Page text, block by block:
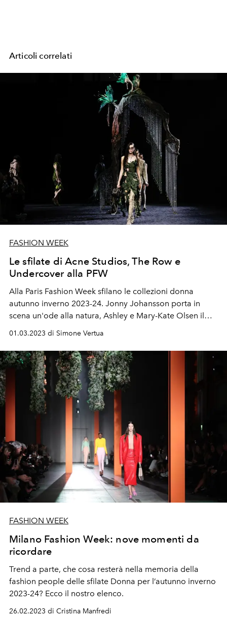
Articoli correlati
FASHION WEEK
Le sfilate di Acne Studios, The Row e
Undercover alla PFW
Alla Paris Fashion Week sfilano le collezioni donna
autunno inverno 2023-24. Jonny Johansson porta in
scena un'ode alla natura, Ashley e Mary-Kate Olsen il
loro sofisticato minimalismo
01.03.2023 di Simone Vertua
FASHION WEEK
Milano Fashion Week: nove momenti da
ricordare
Trend a parte, che cosa resterà nella memoria della
fashion people delle sfilate Donna per l’autunno inverno
2023-24? Ecco il nostro elenco.
26.02.2023 di Cristina Manfredi